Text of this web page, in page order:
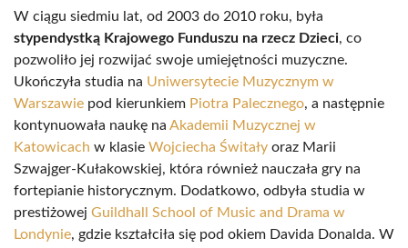
W ciągu siedmiu lat, od 2003 do 2010 roku, była
stypendystką Krajowego Funduszu na rzecz Dzieci, co
pozwoliło jej rozwijać swoje umiejętności muzyczne.
Ukończyła studia na Uniwersytecie Muzycznym w
Warszawie pod kierunkiem Piotra Palecznego, a następnie
kontynuowała naukę na Akademii Muzycznej w
Katowicach w klasie Wojciecha Świtały oraz Marii
Szwajger-Kułakowskiej, która również nauczała gry na
fortepianie historycznym. Dodatkowo, odbyła studia w
prestiżowej Guildhall School of Music and Drama w
Londynie, gdzie kształciła się pod okiem Davida Donalda. W